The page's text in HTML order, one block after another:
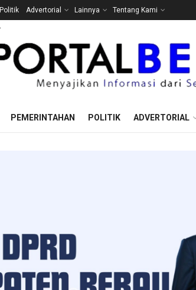
Politik Advertorial Lainnya Tentang Kami
PEMERINTAHAN POLITIK ADVERTORIAL